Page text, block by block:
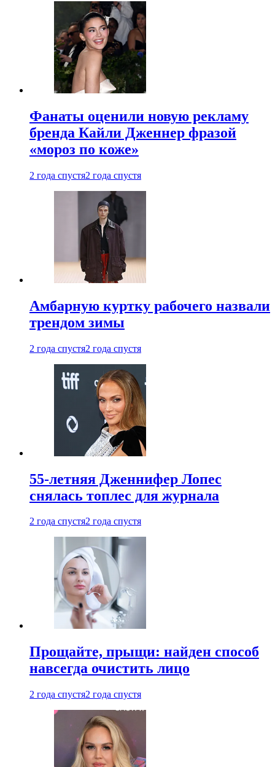
Фанаты оценили новую рекламу
бренда Кайли Дженнер фразой
«мороз по коже»
2 года спустя2 года спустя
Амбарную куртку рабочего назвали
трендом зимы
2 года спустя2 года спустя
55-летняя Дженнифер Лопес
снялась топлес для журнала
2 года спустя2 года спустя
Прощайте, прыщи: найден способ
навсегда очистить лицо
2 года спустя2 года спустя